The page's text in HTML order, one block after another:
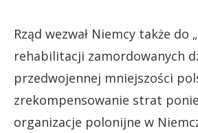
Rząd wezwał Niemcy także do
rehabilitacji zamordowanych
przedwojennej mniejszości
zrekompensowanie strat
organizacje polonijne w